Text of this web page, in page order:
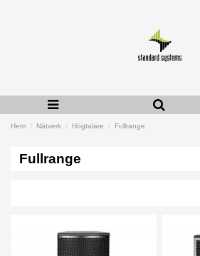
Hem Nätverk Högtalare Fullrange
Fullrange